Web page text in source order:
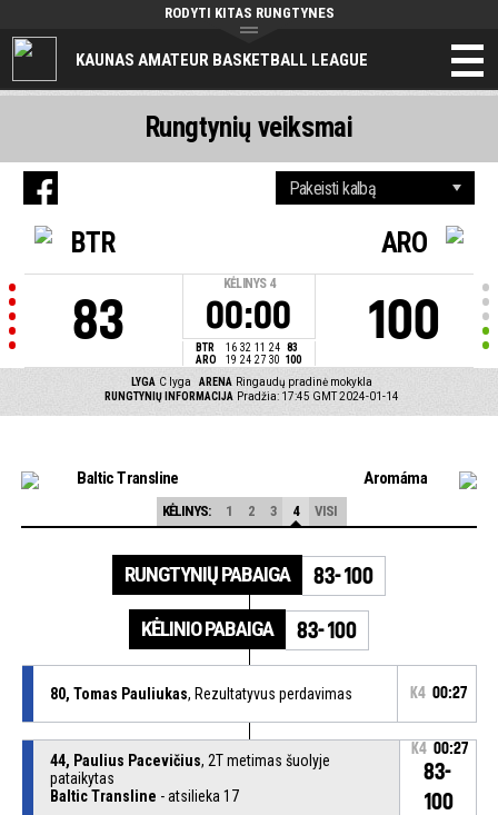
KAUNAS AMATEUR BASKETBALL LEAGUE
RODYTI KITAS RUNGTYNES
BTR
83
KĖLINYS 4
00:00
BTR 16 32 11 24 83
ARO
19 24 27 30 100
ARO
100
LYGA C lyga ARENA Ringaudų pradinė mokykla
RUNGTYNIŲ INFORMACIJA Pradžia: 17:45 GMT 2024-01-14
Rungtynių veiksmai
Baltic Transline Aromáma
KĖLINYS: 1 2 3 4 VISI
RUNGTYNIŲ PABAIGA 83-100
KĖLINIO PABAIGA 83-100
80, Tomas Pauliukas, Rezultatyvus perdavimas K4 00:27
44, Paulius Pacevičius, 2T metimas šuolyje
pataikytas
Baltic Transline - atsilieka 17
K4 00:27
83-
100